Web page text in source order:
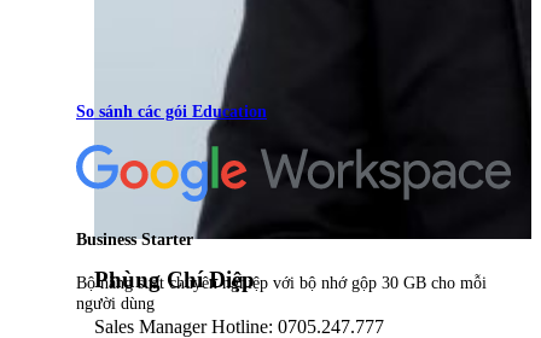
Phùng Chí Điệp
Sales Manager Hotline: 0705.247.777
So sánh các gói Education
Business Starter
Bộ năng suất chuyên nghiệp với bộ nhớ gộp 30 GB cho mỗi
người dùng